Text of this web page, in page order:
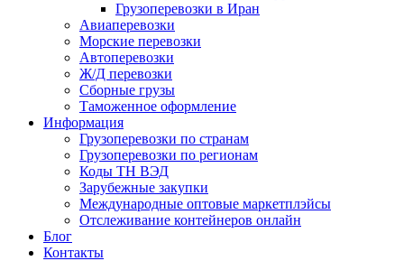
Грузоперевозки в Иран
Авиаперевозки
Морские перевозки
Автоперевозки
Ж/Д перевозки
Сборные грузы
Таможенное оформление
Информация
Грузоперевозки по странам
Грузоперевозки по регионам
Коды ТН ВЭД
Зарубежные закупки
Международные оптовые маркетплэйсы
Отслеживание контейнеров онлайн
Блог
Контакты